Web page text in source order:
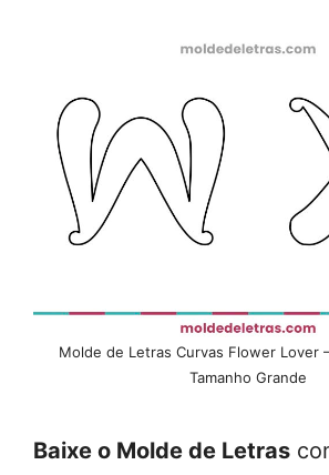
Molde de Letras Curvas Flower Lover
Tamanho Grande
Baixe o Molde de Letras